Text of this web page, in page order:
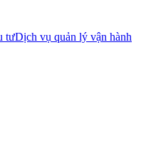
tưDịch vụ quản lý vận hành